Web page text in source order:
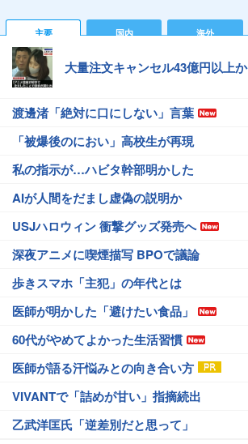
主要 国内 海外
大量注文キャンセル43億円以上か
渡邊渚「絶対に口にしない」言葉
「被爆後のにおい」高校生が再現
私の指示が…ハビタ幹部明かした
AIが人間をだまし虚偽の説明か
USJハロウィン 衝撃グッズ発売へ
深夜アニメに喫煙描写 BPOで議論
歩きスマホ「主犯」の年代とは
医師が明かした「避けたい食品」
60代がやめてよかった生活習慣
医師が語る汗悩みとの向き合い方
VIVANTで「詰めが甘い」指摘続出
乙武洋匡氏「逆差別だと思って」